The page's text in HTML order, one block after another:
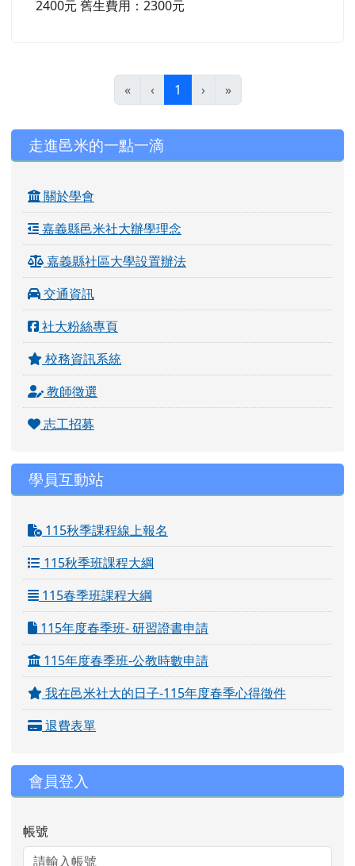
2400元 舊生費用：2300元
« ‹ 1 (目前頁次)
› »
左邊區域內容
走進邑米的一點一滴
關於學會
嘉義縣邑米社大辦學理念
嘉義縣社區大學設置辦法
交通資訊
社大粉絲專頁
校務資訊系統
教師徵選
志工招募
學員互動站
115秋季課程線上報名
115秋季班課程大綱
115春季班課程大綱
115年度春季班- 研習證書申請
115年度春季班-公教時數申請
我在邑米社大的日子-115年度春季心得徵件
退費表單
會員登入
帳號